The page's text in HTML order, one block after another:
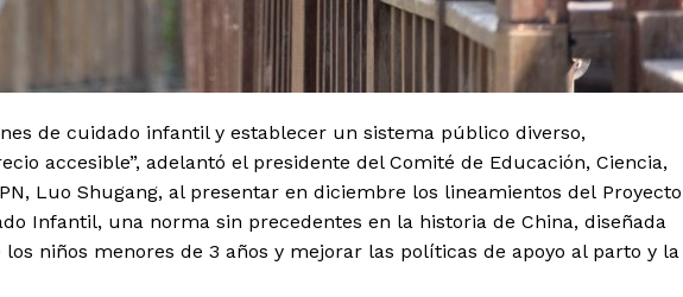
de cuidado infantil y establecer un sistema público diverso,
accesible”, adelantó el presidente del Comité de Educación, Ciencia,
Luo Shugang, al presentar en diciembre los lineamientos del Proyecto
Infantil, una norma sin precedentes en la historia de China, diseñada
niños menores de 3 años y mejorar las políticas de apoyo al parto y la